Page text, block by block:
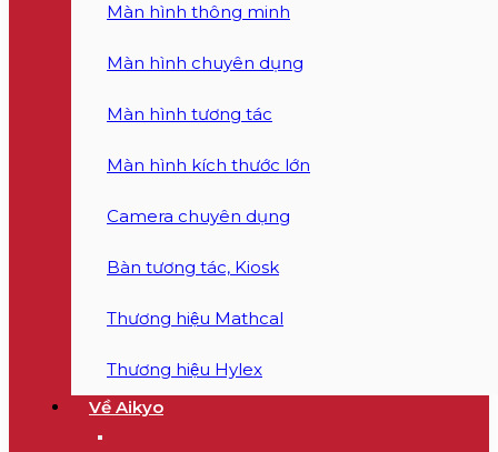
Màn hình thông minh
Màn hình chuyên dụng
Màn hình tương tác
Màn hình kích thước lớn
Camera chuyên dụng
Bàn tương tác, Kiosk
Thương hiệu Mathcal
Thương hiệu Hylex
Về Aikyo